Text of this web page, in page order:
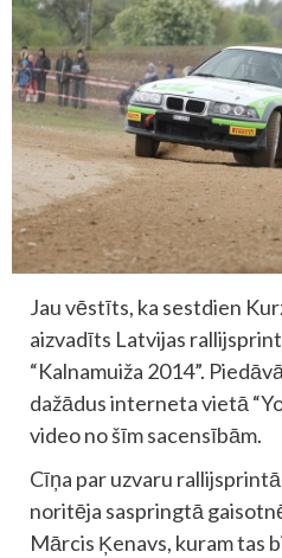
Jau vēstīts, ka sestdien
aizvadīts Latvijas
“Kalnamuiža 2014”.
dažādus interneta vietā
video no šīm sacensībām.
Cīņa par uzvaru
noritēja saspringtā
Mārcis Ķenavs, kuram tas